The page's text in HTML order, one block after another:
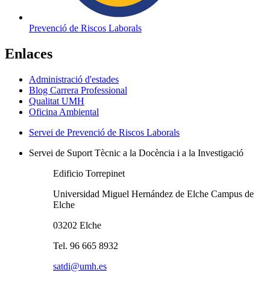
Prevenció de Riscos Laborals
Enlaces
Administració d'estades
Blog Carrera Professional
Qualitat UMH
Oficina Ambiental
Servei de Prevenció de Riscos Laborals
Servei de Suport Tècnic a la Docència i a la Investigació
Edificio Torrepinet
Universidad Miguel Hernández de Elche Campus de
Elche
03202 Elche
Tel. 96 665 8932
satdi@umh.es